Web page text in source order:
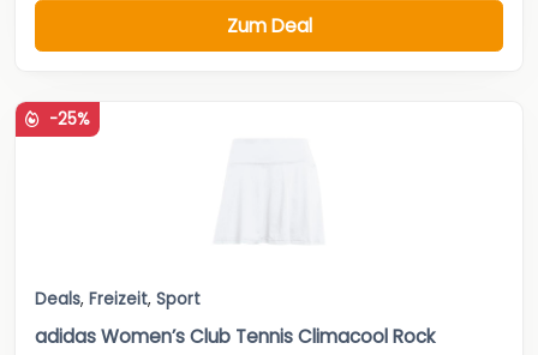
Zum Deal
-25%
Deals, Freizeit, Sport
adidas Women’s Club Tennis Climacool Rock